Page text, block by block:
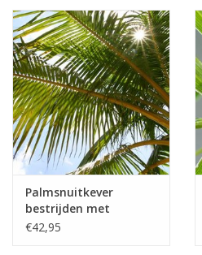
Palmsnuitkever
bestrijden met
nematoden
€42,95